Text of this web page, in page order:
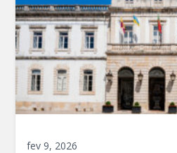
fev 9, 2026